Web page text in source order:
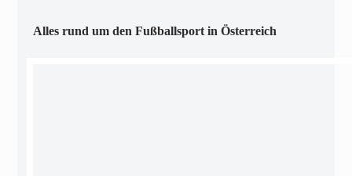
Alles rund um den Fußballsport in Österreich